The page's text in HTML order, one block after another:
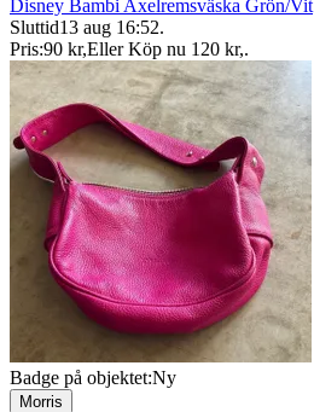
Disney Bambi Axelremsväska Grön/Vit
Sluttid13 aug 16:52.
Pris:90 kr,Eller Köp nu 120 kr,.
Badge på objektet:Ny
Morris